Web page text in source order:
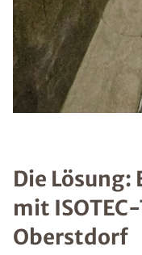
Die
mit
Oberstdorf